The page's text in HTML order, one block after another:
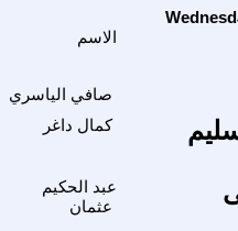
الاسم
صافي الياسري
كمال داغر
عبد الحكيم
عثمان